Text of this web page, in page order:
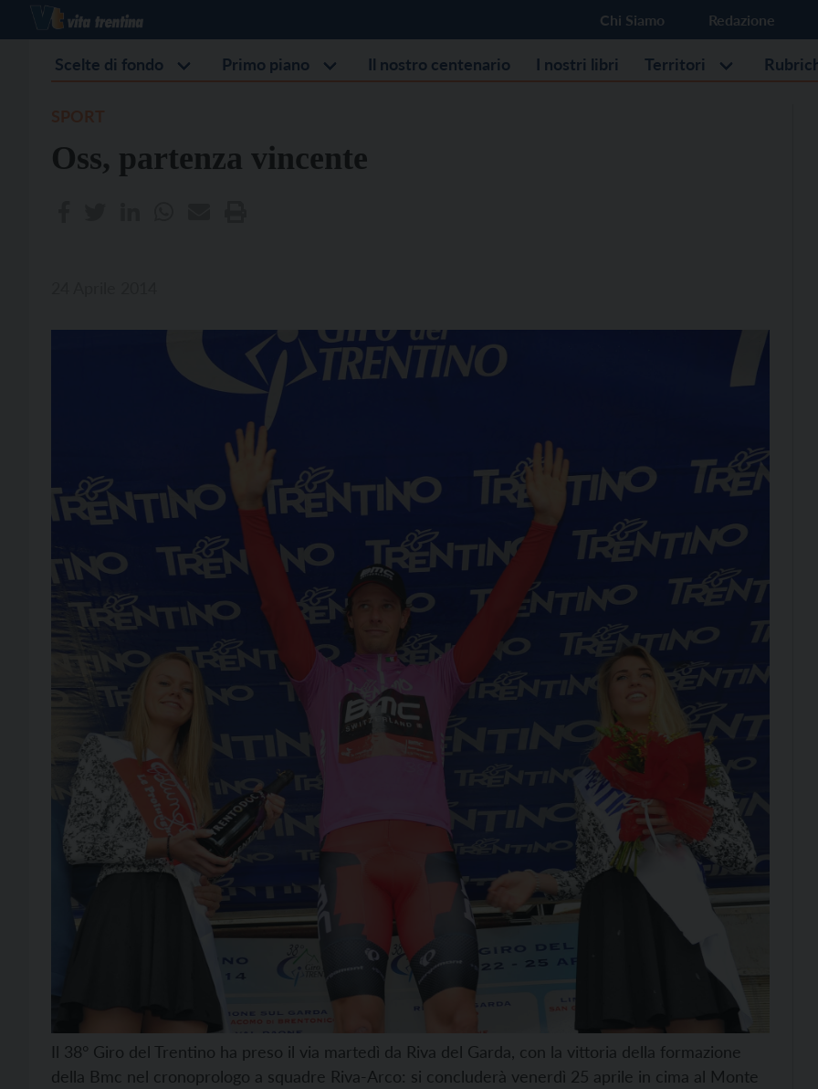
Chi Siamo Redazione
Scelte di fondo Primo piano Il nostro centenario I nostri libri Territori
Oss, partenza vincente
Il 38° Giro del Trentino ha preso il via martedì da Riva del Garda, con la vittoria della formazione
della Bmc nel cronoprologo a squadre Riva-Arco: si concluderà venerdì 25 aprile in cima al Monte